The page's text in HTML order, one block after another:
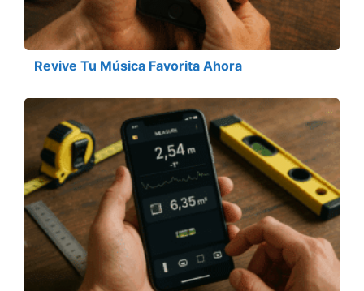
Revive Tu Música Favorita Ahora